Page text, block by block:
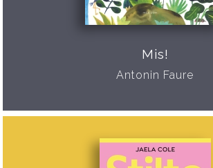
Mis!
Antonin Faure